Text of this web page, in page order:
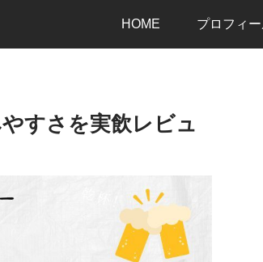
HOME プロフィ
すさを実飲レビュ